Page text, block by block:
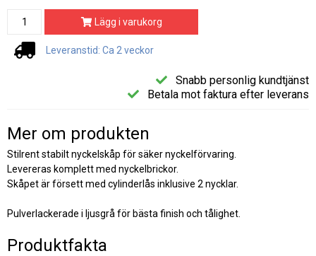
Lägg i varukorg
Leveranstid: Ca 2 veckor
Snabb personlig kundtjänst
Betala mot faktura efter leverans
Mer om produkten
Stilrent stabilt nyckelskåp för säker nyckelförvaring.
Levereras komplett med nyckelbrickor.
Skåpet är försett med cylinderlås inklusive 2 nycklar.
Pulverlackerade i ljusgrå för bästa finish och tålighet.
Produktfakta